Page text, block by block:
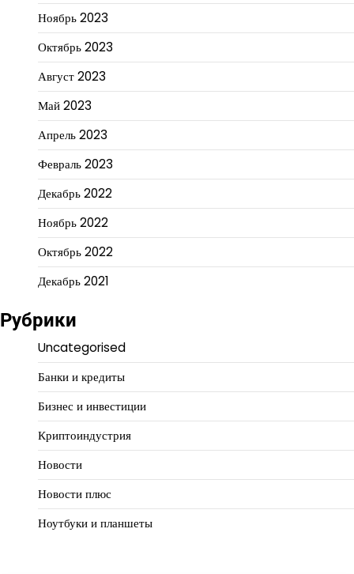
Ноябрь 2023
Октябрь 2023
Август 2023
Май 2023
Апрель 2023
Февраль 2023
Декабрь 2022
Ноябрь 2022
Октябрь 2022
Декабрь 2021
Рубрики
Uncategorised
Банки и кредиты
Бизнес и инвестиции
Криптоиндустрия
Новости
Новости плюс
Ноутбуки и планшеты